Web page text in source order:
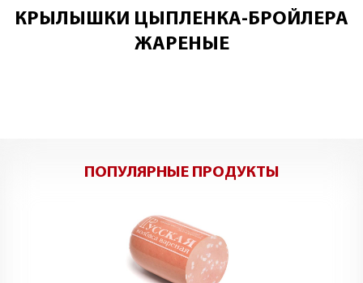
КРЫЛЫШКИ ЦЫПЛЕНКА-БРОЙЛЕРА
ЖАРЕНЫЕ
ПОПУЛЯРНЫЕ ПРОДУКТЫ